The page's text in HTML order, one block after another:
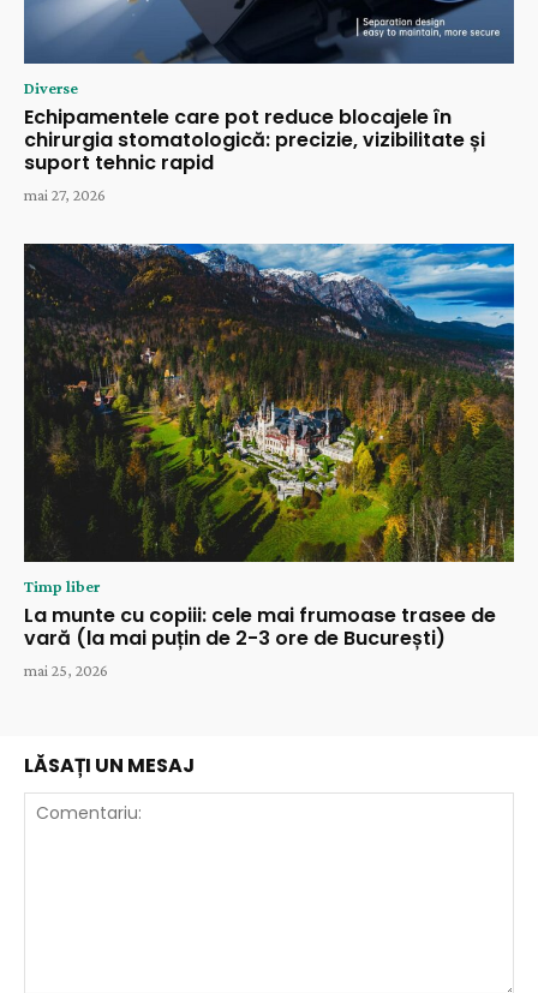
Diverse
Echipamentele care pot reduce blocajele în
chirurgia stomatologică: precizie, vizibilitate și
suport tehnic rapid
mai 27, 2026
Timp liber
La munte cu copiii: cele mai frumoase trasee de
vară (la mai puțin de 2-3 ore de București)
mai 25, 2026
LĂSAȚI UN MESAJ